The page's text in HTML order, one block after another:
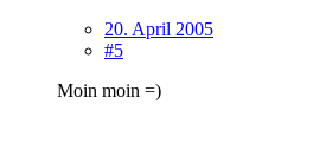
20. April 2005
#5
Moin moin =)